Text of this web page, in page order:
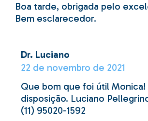
Boa tarde, obrigada pelo
Bem esclarecedor.
Dr. Luciano
22 de novembro de 2021
Que bom que foi útil Monica!
disposição. Luciano
(11) 95020-1592